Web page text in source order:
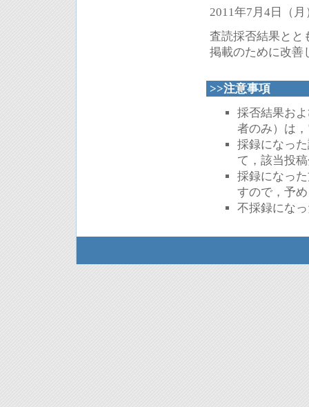
2011年7月4日（月
査読採否結果とと
掲載のために改善
>>注意事項
採否結果お
者のみ）は
採録になっ
て，該当投
採録になっ
すので，予
不採録にな